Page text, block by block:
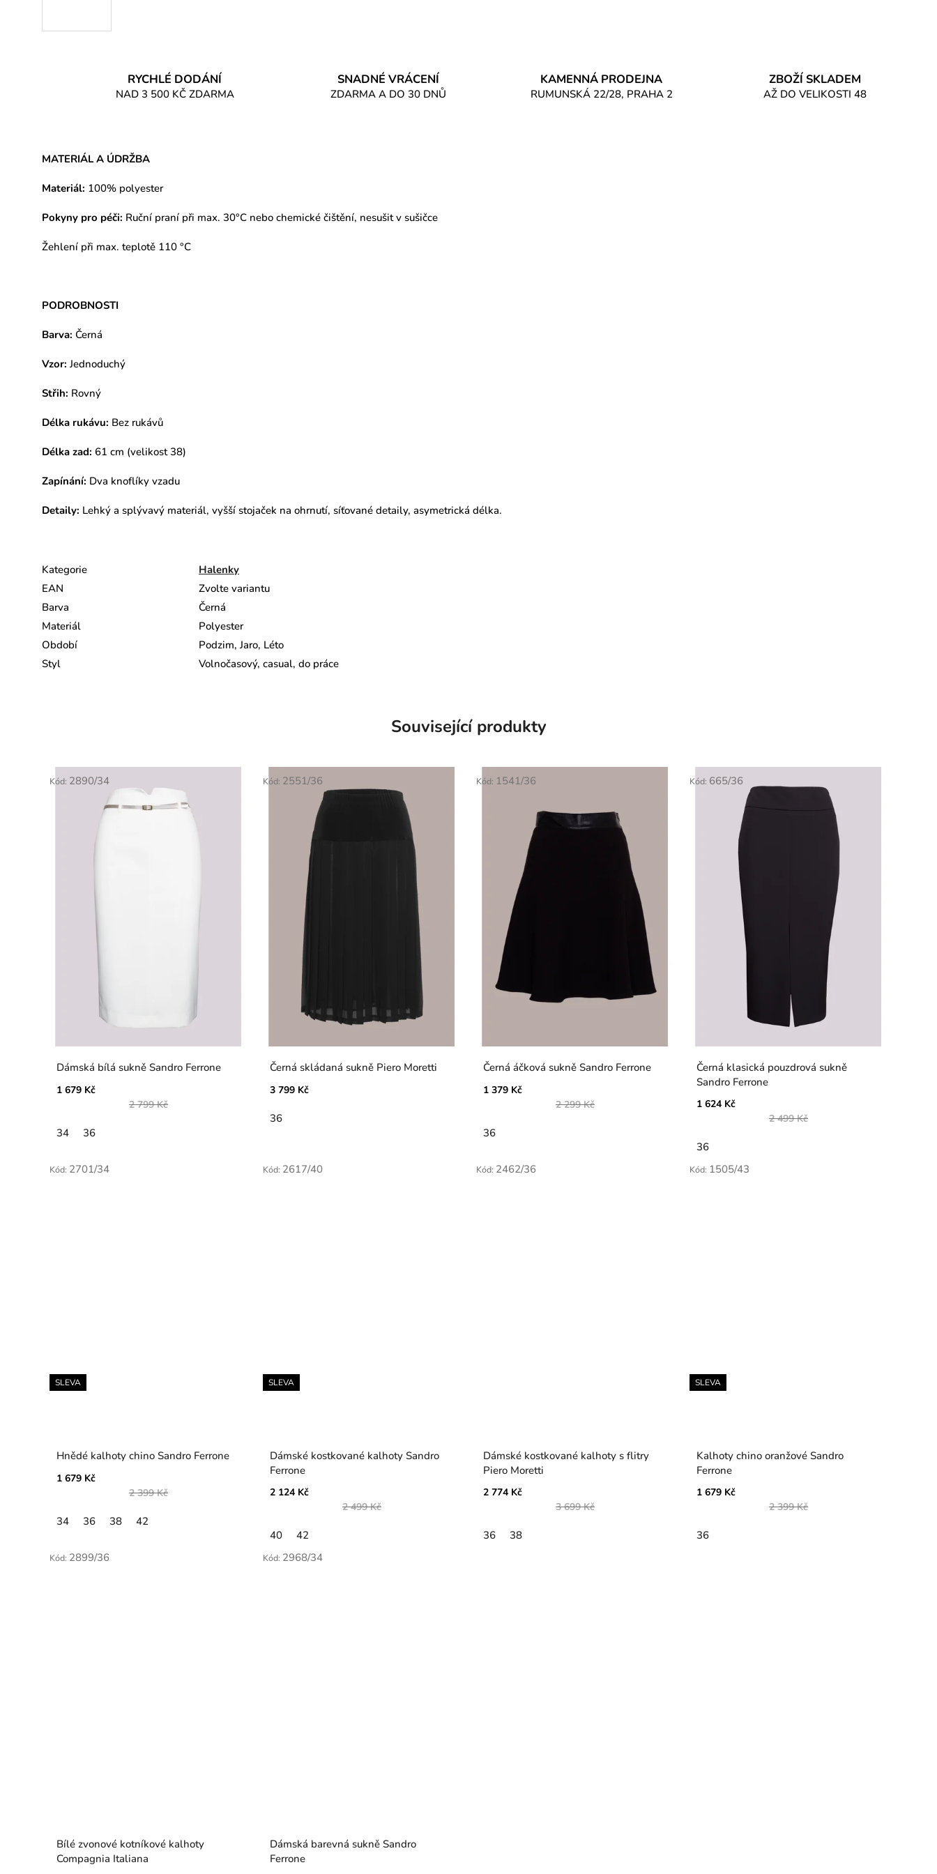
RYCHLÉ DODÁNÍ
NAD 3 500 KČ ZDARMA
SNADNÉ VRÁCENÍ
ZDARMA A DO 30 DNŮ
KAMENNÁ PRODEJNA
RUMUNSKÁ 22/28, PRAHA 2
ZBOŽÍ SKLADEM
AŽ DO VELIKOSTI 48
MATERIÁL A ÚDRŽBA
Materiál: 100% polyester
Pokyny pro péči: Ruční praní při max. 30°C nebo chemické čištění, nesušit v sušičce
Žehlení při max. teplotě 110 °C
PODROBNOSTI
Barva: Černá
Vzor: Jednoduchý
Střih: Rovný
Délka rukávu: Bez rukávů
Délka zad: 61 cm (velikost 38)
Zapínání: Dva knoflíky vzadu
Detaily: Lehký a splývavý materiál, vyšší stojaček na ohrnutí, síťované detaily, asymetrická délka.
Kategorie
Halenky
EAN
Zvolte variantu
Barva
Černá
Materiál
Polyester
Období
Podzim, Jaro, Léto
Styl
Volnočasový, casual, do práce
Související produkty
Dámská bílá sukně Sandro Ferrone
1 679 Kč
2 799 Kč
34 36
Kód: 2890/34
Černá skládaná sukně Piero Moretti
3 799 Kč
36
Kód: 2551/36
Černá áčková sukně Sandro Ferrone
1 379 Kč
2 299 Kč
36
Kód: 1541/36
Černá klasická pouzdrová sukně
Sandro Ferrone
1 624 Kč
2 499 Kč
36
Kód: 665/36
SLEVA
Hnědé kalhoty chino Sandro Ferrone
1 679 Kč
2 399 Kč
34 36 38 42
Kód: 2701/34
SLEVA
Dámské kostkované kalhoty Sandro
Ferrone
2 124 Kč
2 499 Kč
40 42
Kód: 2617/40
Dámské kostkované kalhoty s flitry
Piero Moretti
2 774 Kč
3 699 Kč
36 38
Kód: 2462/36
SLEVA
Kalhoty chino oranžové Sandro
Ferrone
1 679 Kč
2 399 Kč
36
Kód: 1505/43
Bílé zvonové kotníkové kalhoty
Compagnia Italiana
Kód: 2899/36
Dámská barevná sukně Sandro
Ferrone
Kód: 2968/34